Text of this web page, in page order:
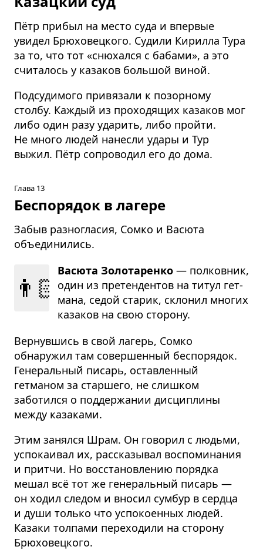
Пётр прибыл на место суда и впервые
увидел Брюховецкого. Судили Кирилла Тура
за то, что тот «снюхался с бабами», а это
считалось у казаков большой виной.
Подсудимого привязали к позорному
столбу. Каждый из проходящих казаков мог
либо один разу ударить, либо пройти.
Не много людей нанесли удары и Тур
выжил. Пётр сопроводил его до дома.
Глава 13
Беспорядок в лагере
Забыв разногласия, Сомко и Васюта
объединились.
👨🏻‍🦳
Васюта Золотаренко — пол­ков­ник,
один из пре­тен­ден­тов на титул гет­
мана, седой ста­рик, скло­нил мно­гих
каза­ков на свою сто­рону.
Вернувшись в свой лагерь, Сомко
обнаружил там совершенный беспорядок.
Генеральный писарь, оставленный
гетманом за старшего, не слишком
заботился о поддержании дисциплины
между казаками.
Этим занялся Шрам. Он говорил с людьми,
успокаивал их, рассказывал воспоминания
и притчи. Но восстановлению порядка
мешал всё тот же генеральный писарь —
он ходил следом и вносил сумбур в сердца
и души только что успокоенных людей.
Казаки толпами переходили на сторону
Брюховецкого.